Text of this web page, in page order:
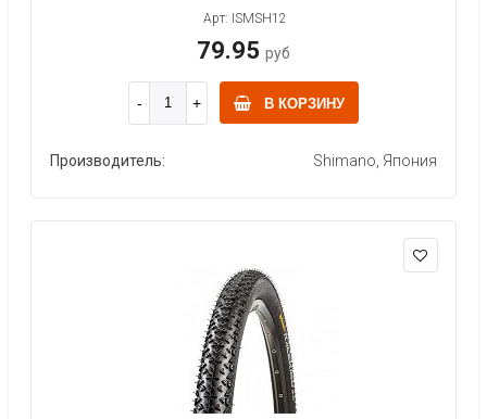
Арт: ISMSH12
79.95 руб
В КОРЗИНУ
Производитель: Shimano, Япония